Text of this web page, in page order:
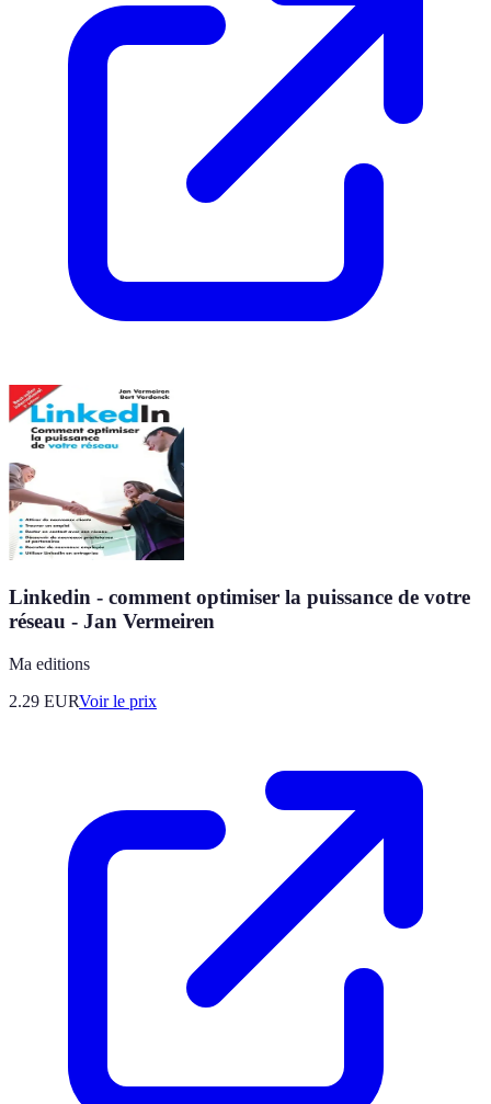
Linkedin - comment optimiser la puissance de votre
réseau - Jan Vermeiren
Ma editions
2.29 EURVoir le prix